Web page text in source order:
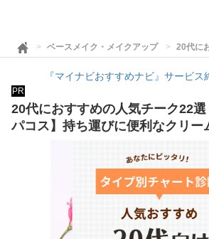
ベースメイク・メイクアップ 20代に
『マイナビおすすめナビ』サービ
PR
20代におすすめの人気チーク22
パコス】持ち運びに便利なクリー